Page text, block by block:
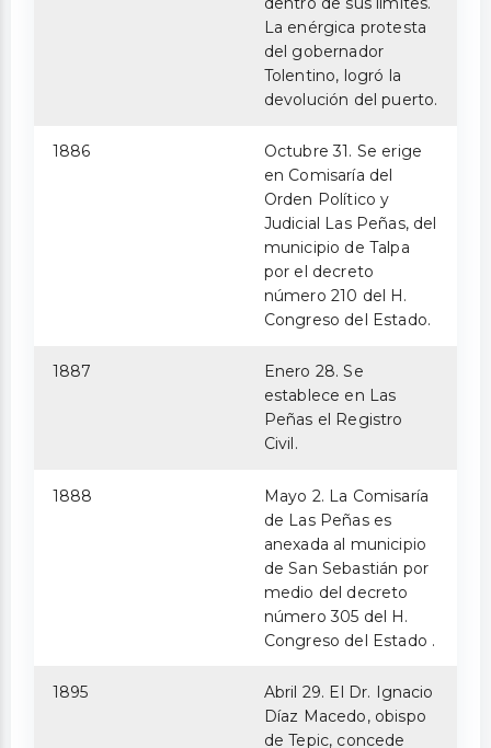
La enérgica protesta
del gobernador
Tolentino, logró la
devolución del puerto.
1886
Octubre 31. Se erige
en Comisaría del
Orden Político y
Judicial Las Peñas, del
municipio de Talpa
por el decreto
número 210 del H.
Congreso del Estado.
1887
Enero 28. Se
establece en Las
Peñas el Registro
Civil.
1888
Mayo 2. La Comisaría
de Las Peñas es
anexada al municipio
de San Sebastián por
medio del decreto
número 305 del H.
Congreso del Estado .
1895
Abril 29. El Dr. Ignacio
Díaz Macedo, obispo
de Tepic, concede